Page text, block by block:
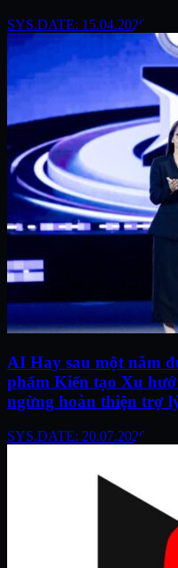
SYS.DATE: 15.04.2026
AI Hay sau một năm
phẩm Kiến tạo Xu
ngừng hoàn thiện trợ
SYS.DATE: 20.07.2026